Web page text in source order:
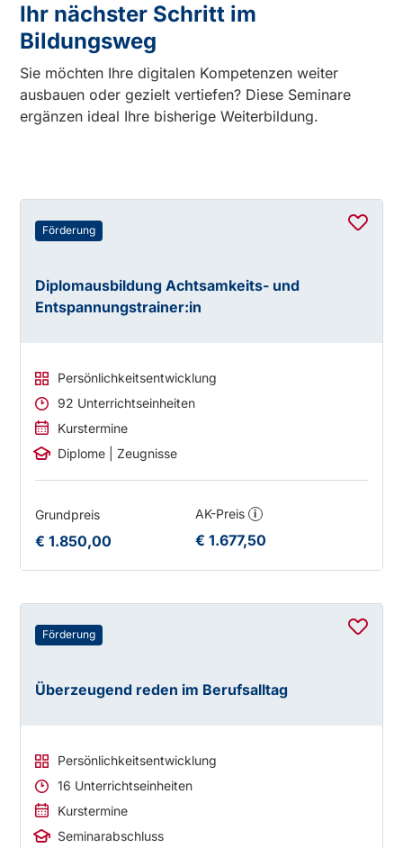
Ihr nächster Schritt im
Bildungsweg
Sie möchten Ihre digitalen Kompetenzen weiter
ausbauen oder gezielt vertiefen? Diese Seminare
ergänzen ideal Ihre bisherige Weiterbildung.
Förderung
Diplomausbildung Achtsamkeits- und
Entspannungstrainer:in
Persönlichkeitsentwicklung
92 Unterrichtseinheiten
Kurstermine
Diplome | Zeugnisse
Grundpreis
€ 1.850,00
AK-Preis i
€ 1.677,50
Förderung
Überzeugend reden im Berufsalltag
Persönlichkeitsentwicklung
16 Unterrichtseinheiten
Kurstermine
Seminarabschluss